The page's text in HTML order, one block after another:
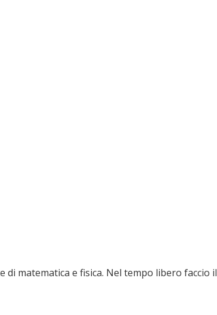
matematica e fisica. Nel tempo libero faccio il